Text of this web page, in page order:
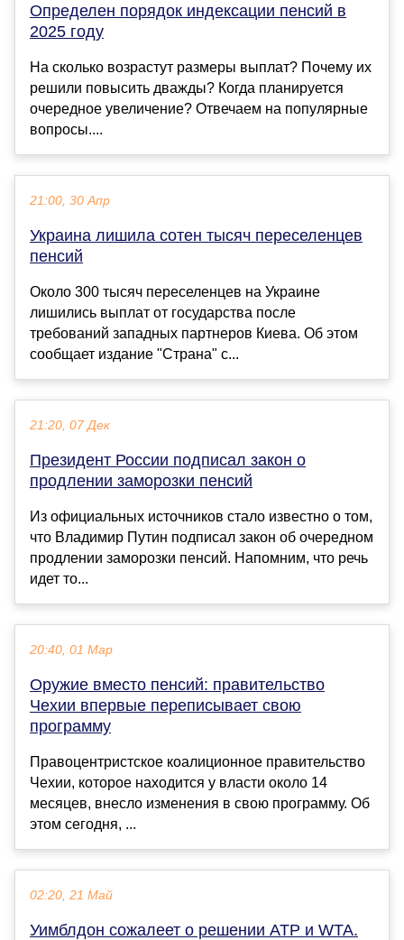
Определен порядок индексации пенсий в
2025 году
На сколько возрастут размеры выплат? Почему их
решили повысить дважды? Когда планируется
очередное увеличение? Отвечаем на популярные
вопросы....
21:00, 30 Апр
Украина лишила сотен тысяч переселенцев
пенсий
Около 300 тысяч переселенцев на Украине
лишились выплат от государства после
требований западных партнеров Киева. Об этом
сообщает издание "Страна" с...
21:20, 07 Дек
Президент России подписал закон о
продлении заморозки пенсий
Из официальных источников стало известно о том,
что Владимир Путин подписал закон об очередном
продлении заморозки пенсий. Напомним, что речь
идет то...
20:40, 01 Мар
Оружие вместо пенсий: правительство
Чехии впервые переписывает свою
программу
Правоцентристское коалиционное правительство
Чехии, которое находится у власти около 14
месяцев, внесло изменения в свою программу. Об
этом сегодня, ...
02:20, 21 Май
Уимблдон сожалеет о решении АТР и WTA.